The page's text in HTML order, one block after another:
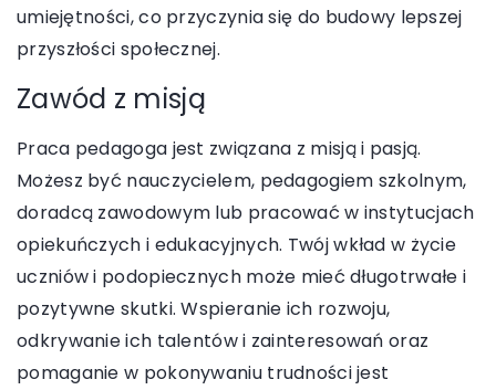
umiejętności, co przyczynia się do budowy lepszej
przyszłości społecznej.
Zawód z misją
Praca pedagoga jest związana z misją i pasją.
Możesz być nauczycielem, pedagogiem szkolnym,
doradcą zawodowym lub pracować w instytucjach
opiekuńczych i edukacyjnych. Twój wkład w życie
uczniów i podopiecznych może mieć długotrwałe i
pozytywne skutki. Wspieranie ich rozwoju,
odkrywanie ich talentów i zainteresowań oraz
pomaganie w pokonywaniu trudności jest